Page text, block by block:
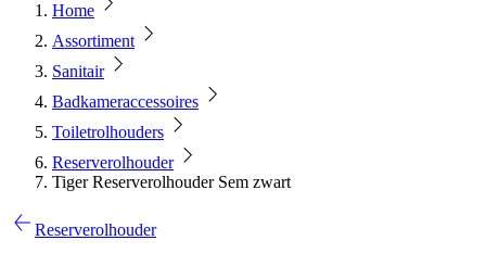
Home
Assortiment
Sanitair
Badkameraccessoires
Toiletrolhouders
Reserverolhouder
Tiger Reserverolhouder Sem zwart
Reserverolhouder